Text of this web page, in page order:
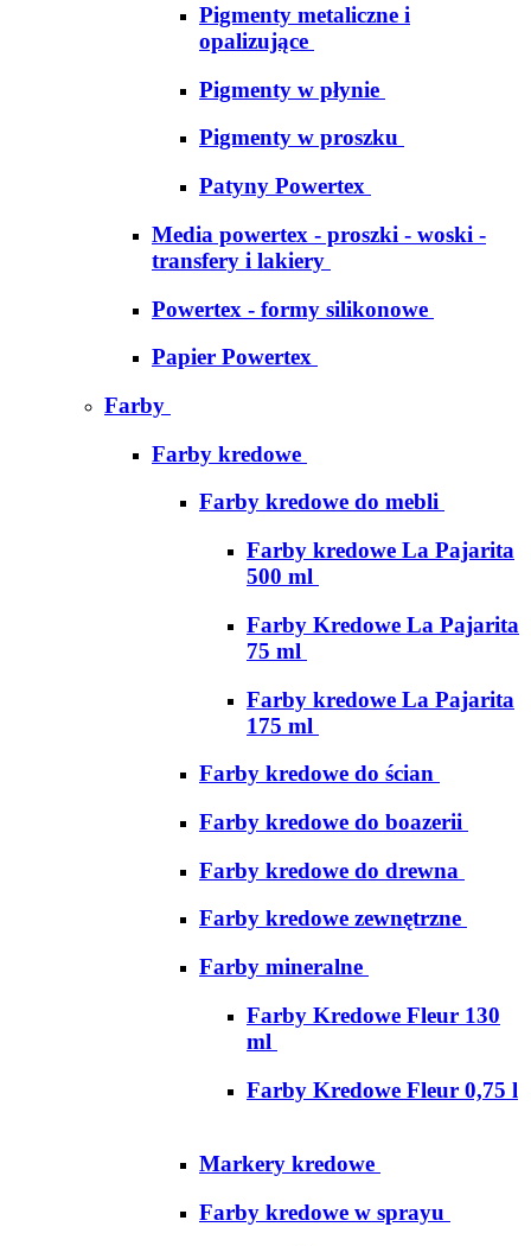
Pigmenty metaliczne i
opalizujące
Pigmenty w płynie
Pigmenty w proszku
Patyny Powertex
Media powertex - proszki - woski -
transfery i lakiery
Powertex - formy silikonowe
Papier Powertex
Farby
Farby kredowe
Farby kredowe do mebli
Farby kredowe La Pajarita
500 ml
Farby Kredowe La Pajarita
75 ml
Farby kredowe La Pajarita
175 ml
Farby kredowe do ścian
Farby kredowe do boazerii
Farby kredowe do drewna
Farby kredowe zewnętrzne
Farby mineralne
Farby Kredowe Fleur 130
ml
Farby Kredowe Fleur 0,75 l
Markery kredowe
Farby kredowe w sprayu